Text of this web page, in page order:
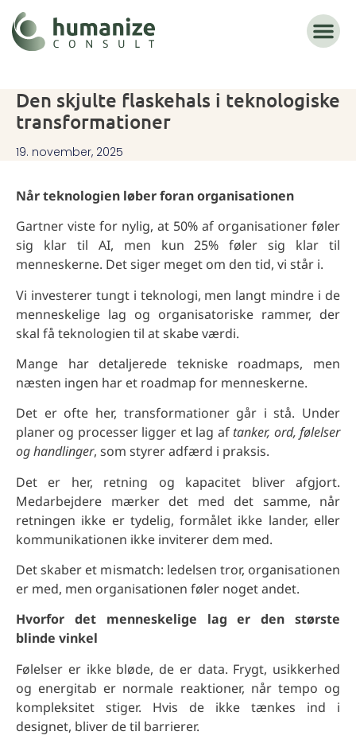
Den skjulte flaskehals i teknologiske
transformationer
19. november, 2025
Når teknologien løber foran organisationen
Gartner viste for nylig, at 50% af organisationer føler
sig klar til AI, men kun 25% føler sig klar til
menneskerne. Det siger meget om den tid, vi står i.
Vi investerer tungt i teknologi, men langt mindre i de
menneskelige lag og organisatoriske rammer, der
skal få teknologien til at skabe værdi.
Mange har detaljerede tekniske roadmaps, men
næsten ingen har et roadmap for menneskerne.
Det er ofte her, transformationer går i stå. Under
planer og processer ligger et lag aftanker, ord, følelser
og handlinger, som styrer adfærd i praksis.
Det er her, retning og kapacitet bliver afgjort.
Medarbejdere mærker det med det samme, når
retningen ikke er tydelig, formålet ikke lander, eller
kommunikationen ikke inviterer dem med.
Det skaber et mismatch: ledelsen tror, organisationen
er med, men organisationen føler noget andet.
Hvorfor det menneskelige lag er den største
blinde vinkel
Følelser er ikke bløde, de er data. Frygt, usikkerhed
og energitab er normale reaktioner, når tempo og
kompleksitet stiger. Hvis de ikke tænkes ind i
designet, bliver de til barrierer.